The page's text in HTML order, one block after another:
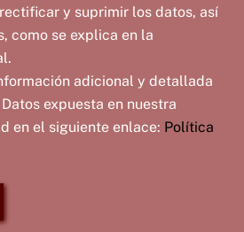
y suprimir los datos, así
como se explica en la
adicional y detallada
expuesta en nuestra
en el siguiente enlace: Política